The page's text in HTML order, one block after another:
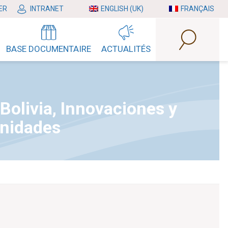
INTRANET ENGLISH (UK) FRANÇAIS
BASE DOCUMENTAIRE ACTUALITÉS
Innovaciones y